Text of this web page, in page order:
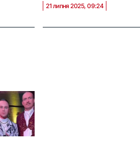
21 липня 2025, 09:24